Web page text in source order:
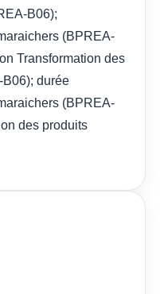
B06);
(BPREA-
Transformation des
durée
(BPREA-
des produits